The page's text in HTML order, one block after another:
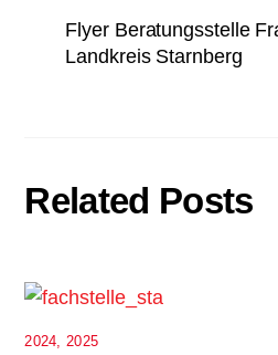
Flyer Beratungsstelle
Landkreis Starnberg
Related Posts
2024, 2025